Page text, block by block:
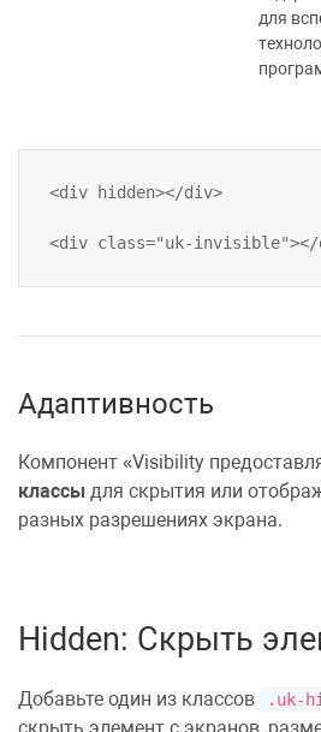
для
<div hidden></div>
Адаптивность
Компонент Visibility
классы для скрытия или
разных разрешениях экрана.
Hidden: Скрыть
Добавьте один из классов .uk-